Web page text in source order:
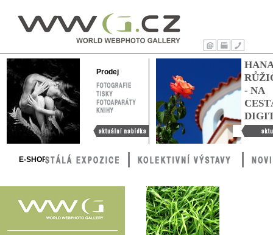
WWG – World
Webphoto
Gallery
ÚvodTisk Kontakty
Prodej
FOTOGRAFIE
TISKY
FOTOAPARÁTY
KNIHY
Aktuální nabídka
HANA
- NA
Hana
cestách
E-SHOP